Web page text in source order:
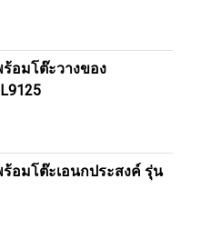
อมโต๊ะวางของ
อมโต๊ะเอนกประสงค์ รุ่น